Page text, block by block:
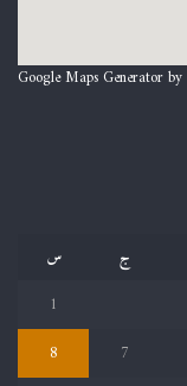
Google Maps Generator by
ج
س
1
7
8